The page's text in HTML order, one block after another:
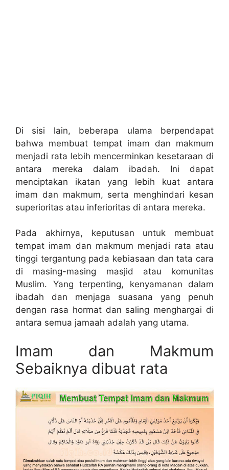
Di sisi lain, beberapa ulama berpendapat
bahwa membuat tempat imam dan makmum
menjadi rata lebih mencerminkan kesetaraan di
antara mereka dalam ibadah. Ini dapat
menciptakan ikatan yang lebih kuat antara
imam dan makmum, serta menghindari kesan
superioritas atau inferioritas di antara mereka.
Pada akhirnya, keputusan untuk membuat
tempat imam dan makmum menjadi rata atau
tinggi tergantung pada kebiasaan dan tata cara
di masing-masing masjid atau komunitas
Muslim. Yang terpenting, kenyamanan dalam
ibadah dan menjaga suasana yang penuh
dengan rasa hormat dan saling menghargai di
antara semua jamaah adalah yang utama.
Imam dan Makmum
Sebaiknya dibuat rata